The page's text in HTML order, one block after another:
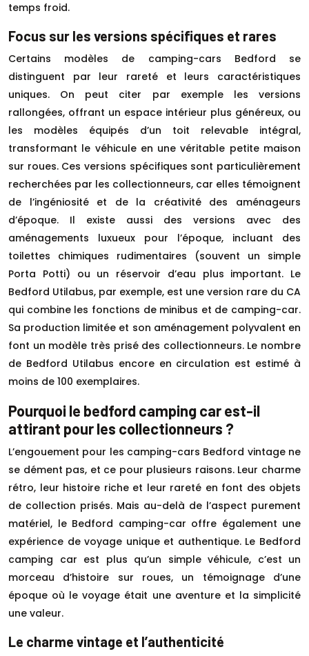
temps froid.
Focus sur les versions spécifiques et rares
Certains modèles de camping-cars Bedford se
distinguent par leur rareté et leurs caractéristiques
uniques. On peut citer par exemple les versions
rallongées, offrant un espace intérieur plus généreux, ou
les modèles équipés d’un toit relevable intégral,
transformant le véhicule en une véritable petite maison
sur roues. Ces versions spécifiques sont particulièrement
recherchées par les collectionneurs, car elles témoignent
de l’ingéniosité et de la créativité des aménageurs
d’époque. Il existe aussi des versions avec des
aménagements luxueux pour l’époque, incluant des
toilettes chimiques rudimentaires (souvent un simple
Porta Potti) ou un réservoir d’eau plus important. Le
Bedford Utilabus, par exemple, est une version rare du CA
qui combine les fonctions de minibus et de camping-car.
Sa production limitée et son aménagement polyvalent en
font un modèle très prisé des collectionneurs. Le nombre
de Bedford Utilabus encore en circulation est estimé à
moins de 100 exemplaires.
Pourquoi le bedford camping car est-il
attirant pour les collectionneurs ?
L’engouement pour les camping-cars Bedford vintage ne
se dément pas, et ce pour plusieurs raisons. Leur charme
rétro, leur histoire riche et leur rareté en font des objets
de collection prisés. Mais au-delà de l’aspect purement
matériel, le Bedford camping-car offre également une
expérience de voyage unique et authentique. Le Bedford
camping car est plus qu’un simple véhicule, c’est un
morceau d’histoire sur roues, un témoignage d’une
époque où le voyage était une aventure et la simplicité
une valeur.
Le charme vintage et l’authenticité